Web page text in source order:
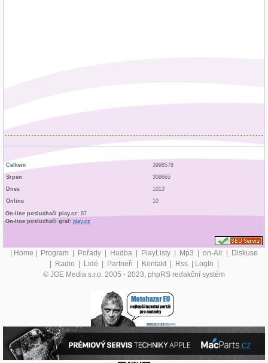
Celkem
3998578
Srpen
309665
Dnes
1013
Online
10
On-line posluchači play.cz: 87
On-line posluchači graf: play.cz
| Home | Program | Pořady | Hudba | PlayListy | Mp3 | on-Air | Diskuse
| Radio | Lidé | Partneři | Kontakt | Rss | LogIn |
© JOE Media s.r.o. 2005 - 2023, phpRS redakční systém